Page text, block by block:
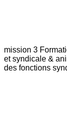
mission 3
et syndicale &
des fonctions